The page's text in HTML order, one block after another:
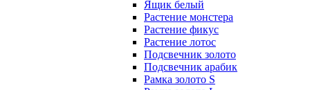
Ящик белый
Растение монстера
Растение фикус
Растение лотос
Подсвечник золото
Подсвечник арабик
Рамка золото S